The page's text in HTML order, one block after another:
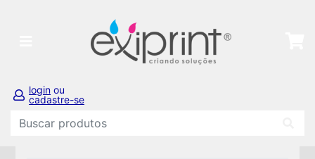
login ou
cadastre-se